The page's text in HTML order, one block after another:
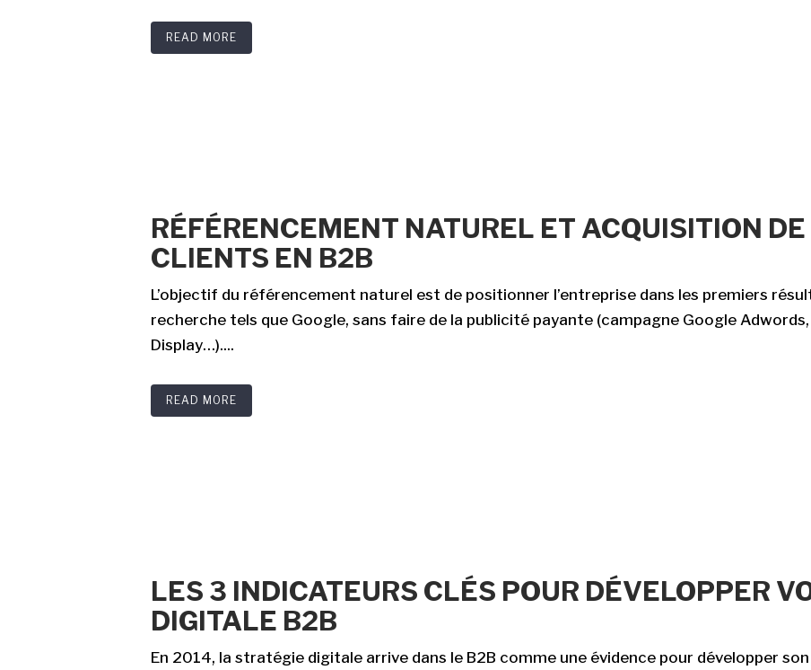
READ MORE
RÉFÉRENCEMENT NATUREL ET ACQUISITION
CLIENTS EN B2B
L’objectif du référencement naturel est de positionner l’entreprise dans les premiers
recherche tels que Google, sans faire de la publicité payante (campagne Google
Display…)....
READ MORE
LES 3 INDICATEURS CLÉS POUR DÉVELOPPER
DIGITALE B2B
En 2014, la stratégie digitale arrive dans le B2B comme une évidence pour développer